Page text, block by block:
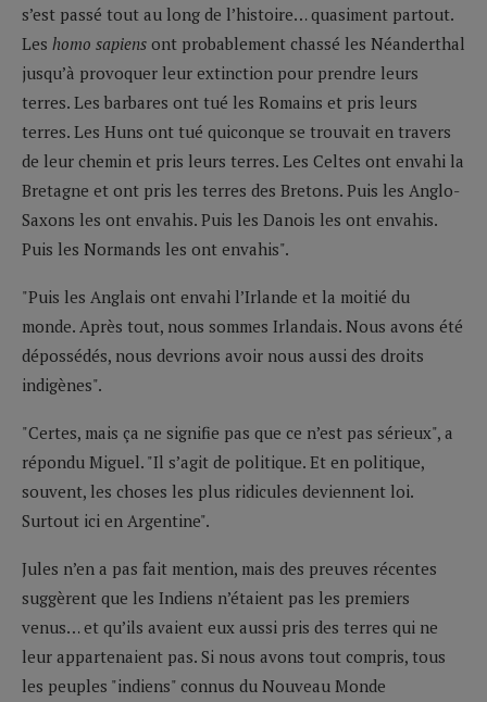
s’est passé tout au long de l’histoire… quasiment partout.
Les homo sapiens ont probablement chassé les Néanderthal
jusqu’à provoquer leur extinction pour prendre leurs
terres. Les barbares ont tué les Romains et pris leurs
terres. Les Huns ont tué quiconque se trouvait en travers
de leur chemin et pris leurs terres. Les Celtes ont envahi la
Bretagne et ont pris les terres des Bretons. Puis les Anglo-
Saxons les ont envahis. Puis les Danois les ont envahis.
Puis les Normands les ont envahis".
"Puis les Anglais ont envahi l’Irlande et la moitié du
monde. Après tout, nous sommes Irlandais. Nous avons été
dépossédés, nous devrions avoir nous aussi des droits
indigènes".
"Certes, mais ça ne signifie pas que ce n’est pas sérieux", a
répondu Miguel. "Il s’agit de politique. Et en politique,
souvent, les choses les plus ridicules deviennent loi.
Surtout ici en Argentine".
Jules n’en a pas fait mention, mais des preuves récentes
suggèrent que les Indiens n’étaient pas les premiers
venus… et qu’ils avaient eux aussi pris des terres qui ne
leur appartenaient pas. Si nous avons tout compris, tous
les peuples "indiens" connus du Nouveau Monde